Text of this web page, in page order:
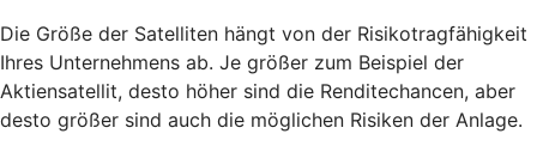
Die Größe der Satelliten hängt von der Risikotragfähigkeit
Ihres Unternehmens ab. Je größer zum Beispiel der
Aktiensatellit, desto höher sind die Renditechancen, aber
desto größer sind auch die möglichen Risiken der Anlage.